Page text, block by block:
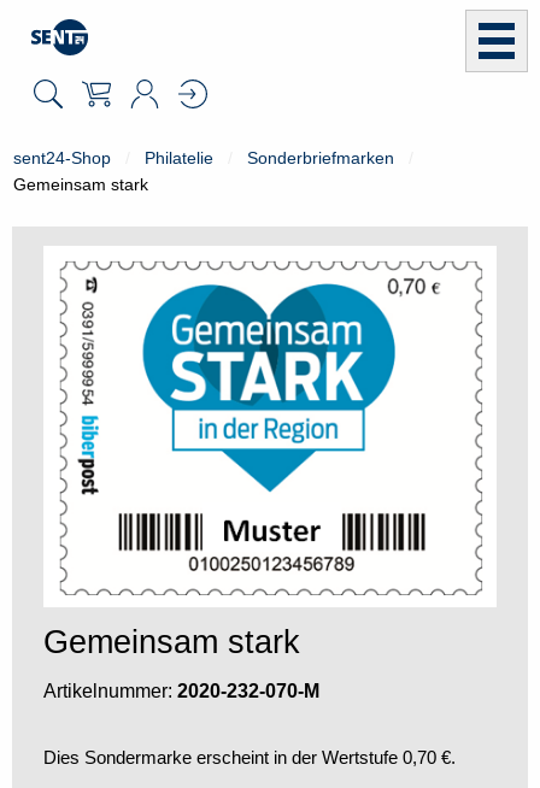
sent24-Shop Philatelie
Sonderbriefmarken
Gemeinsam stark
Gemeinsam stark
Artikelnummer: 2020-232-070-M
Dies Sondermarke erscheint in der Wertstufe 0,70 €.